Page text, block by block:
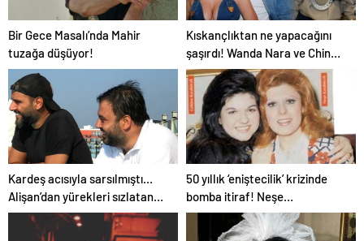
Bir Gece Masalı’nda Mahir
tuzağa düşüyor!
Kıskançlıktan ne yapacağını
şaşırdı! Wanda Nara ve China
Suarez arasında not krizi
patlak verdi!
Kardeş acısıyla sarsılmıştı…
Alişan’dan yürekleri sızlatan
paylaşım: Keşke dediğim çok
şey var
50 yıllık ‘eniştecilik’ krizinde
bomba itiraf! Neşe
Karaböcek’in kardeşi Gülden
Karaböcek açıklamalarıyla